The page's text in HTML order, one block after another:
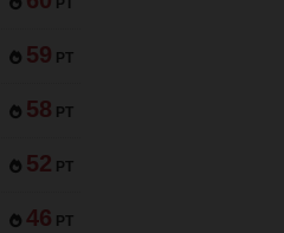
PT
59 PT
58 PT
52 PT
46 PT